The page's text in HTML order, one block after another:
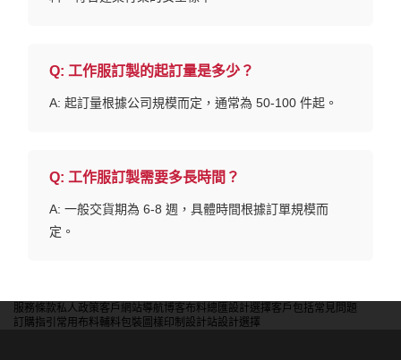
Q: 工作服訂製的起訂量是多少？
A: 起訂量根據公司規模而定，通常為 50-100 件起。
Q: 工作服訂製需要多長時間？
A: 一般交貨期為 6-8 週，具體時間根據訂單規模而
定。
服務條款私人政策客戶 網站導航博客布料總匯設計選擇客戶包括常見問題
訂購指引 常用布料輔料包裝 圖樣印制 設計站設計選擇